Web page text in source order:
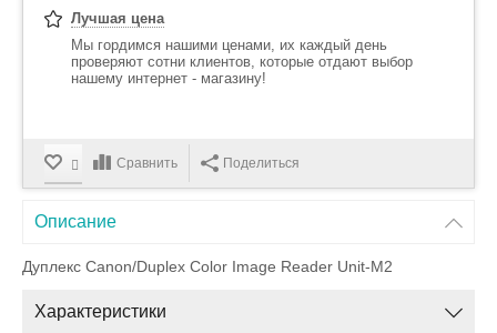
Лучшая цена
Мы гордимся нашими ценами, их каждый день
проверяют сотни клиентов, которые отдают выбор
нашему интернет - магазину!
Сравнить Поделиться
Описание
Дуплекс Canon/Duplex Color Image Reader Unit-M2
Характеристики